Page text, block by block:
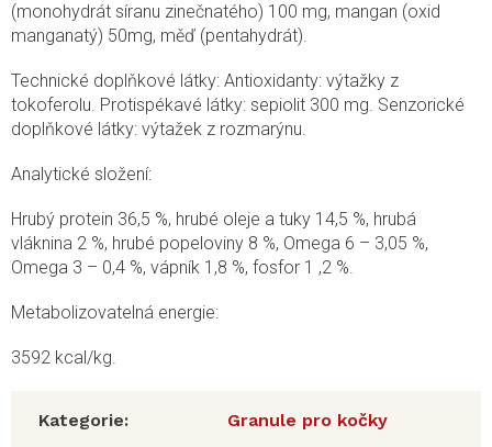
(monohydrát síranu zinečnatého) 100 mg, mangan (oxid
manganatý) 50mg, měď (pentahydrát).
Technické doplňkové látky: Antioxidanty: výtažky z
tokoferolu. Protispékavé látky: sepiolit 300 mg. Senzorické
doplňkové látky: výtažek z rozmarýnu.
Analytické složení:
Hrubý protein 36,5 %, hrubé oleje a tuky 14,5 %, hrubá
vláknina 2 %, hrubé popeloviny 8 %, Omega 6 – 3,05 %,
Omega 3 – 0,4 %, vápník 1,8 %, fosfor 1 ,2 %.
Metabolizovatelná energie:
3592 kcal/kg.
Kategorie: Granule pro kočky